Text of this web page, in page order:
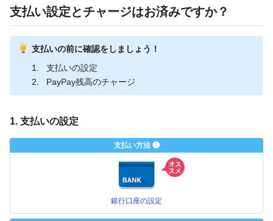
支払い設定とチャージはお済みですか？
支払いの前に確認をしましょう！
支払いの設定
PayPay残高のチャージ
1. 支払いの設定
支払い方法 ❶
銀行口座の設定